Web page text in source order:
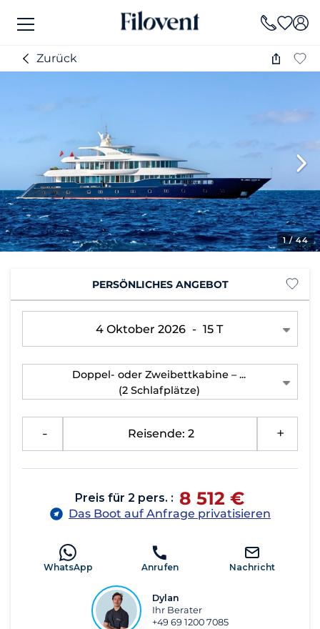
Zurück
1/ 44
PERSÖNLICHES ANGEBOT
4 Oktober 2026 - 15 T
Doppel- oder Zweibettkabine – ...
(2 Schlafplätze)
Reisende: 2
Preis für 2 pers. : 8 512 €
Das Boot auf Anfrage privatisieren
WhatsApp Anrufen Nachricht
Dylan
Ihr Berater
+49 69 1200 7085